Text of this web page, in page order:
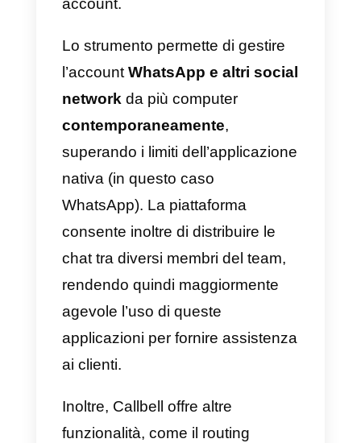
Con questa piattaforma i team di
lavoro, soprattutto focalizzati sul
settore digitale, non hanno più
bisogno di recarsi sul posto di
lavoro per svolgere i propri
compiti. Inoltre, Monday aiuta a
monitorare le prestazioni di
ciascun agente, valutare le
importanti con i colleghi.
Dispone anche di modelli per
un team o di un’intera azienda;